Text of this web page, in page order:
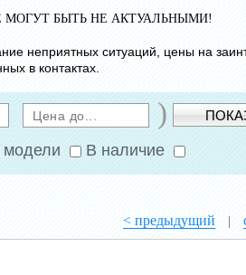
МОГУТ БЫТЬ НЕ АКТУАЛЬНЫМИ!
неприятных ситуаций, цены на
в контактах.
)
модели В наличие
< предыдущий |